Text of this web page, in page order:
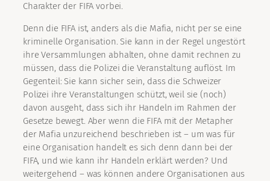
Charakter der FIFA vorbei.
Denn die FIFA ist, anders als die Mafia, nicht per se eine
kriminelle Organisation. Sie kann in der Regel ungestört
ihre Versammlungen abhalten, ohne damit rechnen zu
müssen, dass die Polizei die Veranstaltung auflöst. Im
Gegenteil: Sie kann sicher sein, dass die Schweizer
Polizei ihre Veranstaltungen schützt, weil sie (noch)
davon ausgeht, dass sich ihr Handeln im Rahmen der
Gesetze bewegt. Aber wenn die FIFA mit der Metapher
der Mafia unzureichend beschrieben ist – um was für
eine Organisation handelt es sich denn dann bei der
FIFA, und wie kann ihr Handeln erklärt werden? Und
weitergehend – was können andere Organisationen aus